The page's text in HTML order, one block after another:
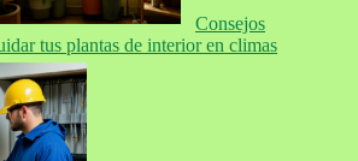
Consejos
tus plantas de interior en climas